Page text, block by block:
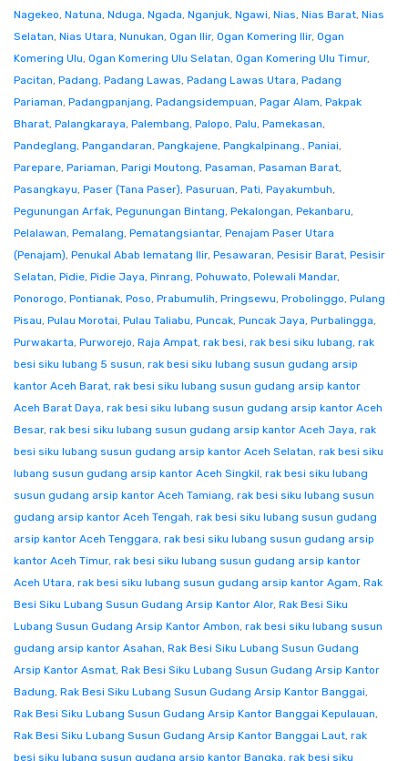
Nagekeo, Natuna, Nduga, Ngada, Nganjuk, Ngawi, Nias, Nias Barat, Nias
Selatan, Nias Utara, Nunukan, Ogan Ilir, Ogan Komering Ilir, Ogan
Komering Ulu, Ogan Komering Ulu Selatan, Ogan Komering Ulu Timur,
Pacitan, Padang, Padang Lawas, Padang Lawas Utara, Padang
Pariaman, Padangpanjang, Padangsidempuan, Pagar Alam, Pakpak
Bharat, Palangkaraya, Palembang, Palopo, Palu, Pamekasan,
Pandeglang, Pangandaran, Pangkajene, Pangkalpinang., Paniai,
Parepare, Pariaman, Parigi Moutong, Pasaman, Pasaman Barat,
Pasangkayu, Paser (Tana Paser), Pasuruan, Pati, Payakumbuh,
Pegunungan Arfak, Pegunungan Bintang, Pekalongan, Pekanbaru,
Pelalawan, Pemalang, Pematangsiantar, Penajam Paser Utara
(Penajam), Penukal Abab lematang Ilir, Pesawaran, Pesisir Barat, Pesisir
Selatan, Pidie, Pidie Jaya, Pinrang, Pohuwato, Polewali Mandar,
Ponorogo, Pontianak, Poso, Prabumulih, Pringsewu, Probolinggo, Pulang
Pisau, Pulau Morotai, Pulau Taliabu, Puncak, Puncak Jaya, Purbalingga,
Purwakarta, Purworejo, Raja Ampat, rak besi, rak besi siku lubang, rak
besi siku lubang 5 susun, rak besi siku lubang susun gudang arsip
kantor Aceh Barat, rak besi siku lubang susun gudang arsip kantor
Aceh Barat Daya, rak besi siku lubang susun gudang arsip kantor Aceh
Besar, rak besi siku lubang susun gudang arsip kantor Aceh Jaya, rak
besi siku lubang susun gudang arsip kantor Aceh Selatan, rak besi siku
lubang susun gudang arsip kantor Aceh Singkil, rak besi siku lubang
susun gudang arsip kantor Aceh Tamiang, rak besi siku lubang susun
gudang arsip kantor Aceh Tengah, rak besi siku lubang susun gudang
arsip kantor Aceh Tenggara, rak besi siku lubang susun gudang arsip
kantor Aceh Timur, rak besi siku lubang susun gudang arsip kantor
Aceh Utara, rak besi siku lubang susun gudang arsip kantor Agam, Rak
Besi Siku Lubang Susun Gudang Arsip Kantor Alor, Rak Besi Siku
Lubang Susun Gudang Arsip Kantor Ambon, rak besi siku lubang susun
gudang arsip kantor Asahan, Rak Besi Siku Lubang Susun Gudang
Arsip Kantor Asmat, Rak Besi Siku Lubang Susun Gudang Arsip Kantor
Badung, Rak Besi Siku Lubang Susun Gudang Arsip Kantor Banggai,
Rak Besi Siku Lubang Susun Gudang Arsip Kantor Banggai Kepulauan,
Rak Besi Siku Lubang Susun Gudang Arsip Kantor Banggai Laut, rak
besi siku lubang susun gudang arsip kantor Bangka, rak besi siku